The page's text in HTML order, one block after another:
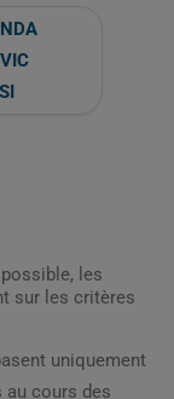
SI
les
sur les critères
uniquement
au cours des